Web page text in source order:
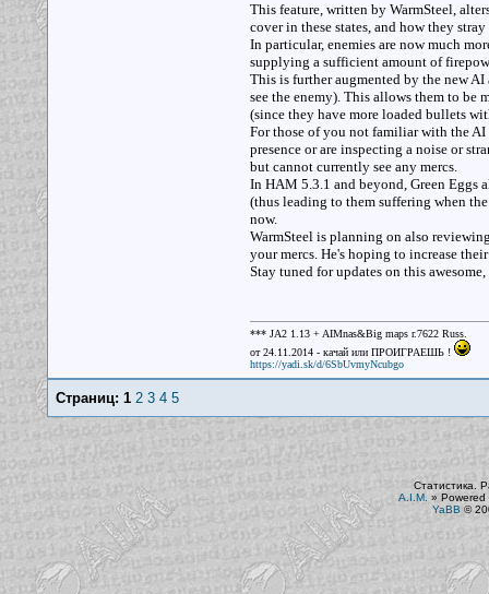
This feature, written by WarmSteel,
cover in these states, and how they
In particular, enemies are now much
supplying a sufficient amount of
This is further augmented by the new
see the enemy). This allows them to be
(since they have more loaded bullets
For those of you not familiar with the AI
presence or are inspecting a noise or
but cannot currently see any mercs.
In HAM 5.3.1 and beyond, Green Eggs
(thus leading to them suffering when
now.
WarmSteel is planning on also
your mercs. He's hoping to increase
Stay tuned for updates on this
*** JA2 1.13 + AIMnas&Big maps r.7622 Russ.
от 24.11.2014 - качай или ПРОИГРАЕШЬ !
https://yadi.sk/d/6SbUvmyNcubgo
Страниц: 1 2 3 4 5
Статистика.
A.I.M. » Powered
YaBB ©